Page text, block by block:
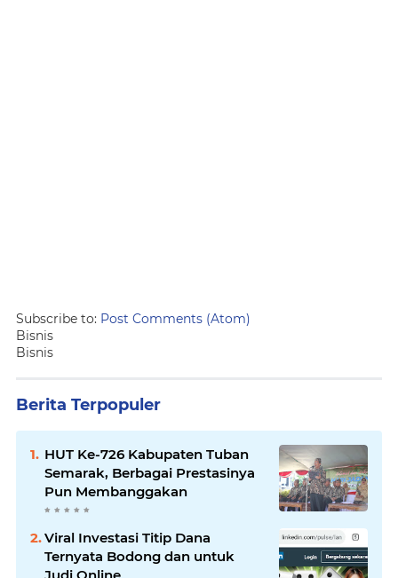
Subscribe to: Post Comments (Atom)
Bisnis
Bisnis
Berita Terpopuler
HUT Ke-726 Kabupaten Tuban
Semarak, Berbagai Prestasinya
Pun Membanggakan
Viral Investasi Titip Dana
Ternyata Bodong dan untuk